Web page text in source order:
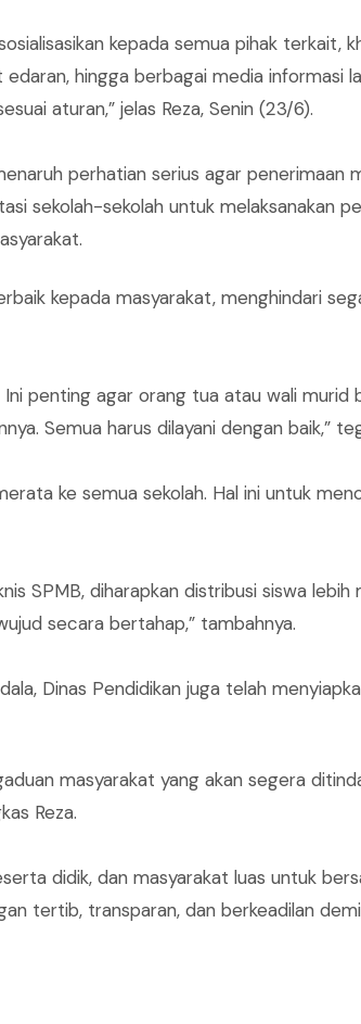
kepada semua pihak terkait,
hingga berbagai media informasi
aturan,” jelas Reza, Senin (23/6).
perhatian serius agar penerimaan
sekolah-sekolah untuk melaksanakan
kepada masyarakat, menghindari
penting agar orang tua atau wali murid
Semua harus dilayani dengan baik,”
ke semua sekolah. Hal ini untuk
SPMB, diharapkan distribusi siswa lebih
secara bertahap,” tambahnya.
Dinas Pendidikan juga telah
masyarakat yang akan segera
Reza.
didik, dan masyarakat luas untuk
tertib, transparan, dan berkeadilan